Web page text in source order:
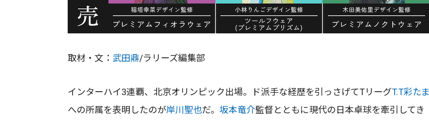
取材・文： 武田鼎/ラリーズ編集部
インターハイ3連覇、北京オリンピック出場。ド派手な経歴を引っさげてTリーグT.T彩たま
への所属を表明したのが岸川聖也だ。 坂本竜介監督とともに現代の日本卓球を牽引してき